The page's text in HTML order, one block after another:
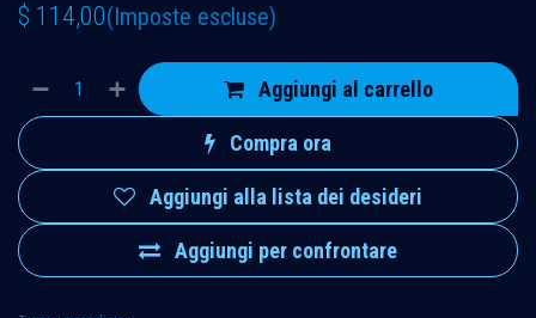
$ 114,00(Imposte escluse)
Aggiungi al carrello
Compra ora
Aggiungi per confrontare
Aggiungi alla lista dei desideri